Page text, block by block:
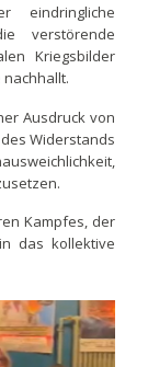
eindringliche
verstörende
Kriegsbilder
Ausdruck von
Widerstands
Kampfes, der
das kollektive